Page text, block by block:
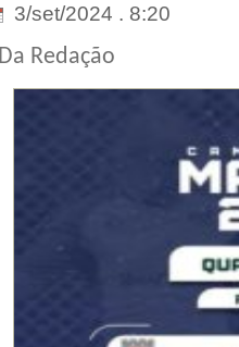
3/set/2024 . 8:20
Da Redação